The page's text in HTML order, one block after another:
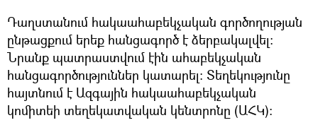
Դաղստանում հակաահաբեկչական գործողության
ընթացքում երեք հանցագործ է ձերբակալվել։
Նրանք պատրաստվում էին ահաբեկչական
հանցագործություններ կատարել: Տեղեկությունը
հայտնում է Ազգային հակաահաբեկչական
կոմիտեի տեղեկատվական կենտրոնը (ԱՀԿ)։